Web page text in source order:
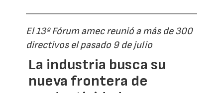
El 13º Fórum amec reunió a más de 300
directivos el pasado 9 de julio
La industria busca su
nueva frontera de